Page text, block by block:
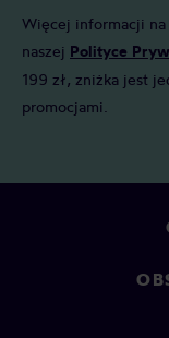
Więcej informacji na
naszej Polityce
199 zł, zniżka jest
promocjami.